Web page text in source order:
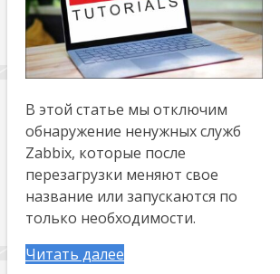
В этой статье мы отключим
обнаружение ненужных служб
Zabbix, которые после
перезагрузки меняют свое
название или запускаются по
только необходимости.
Читать далее